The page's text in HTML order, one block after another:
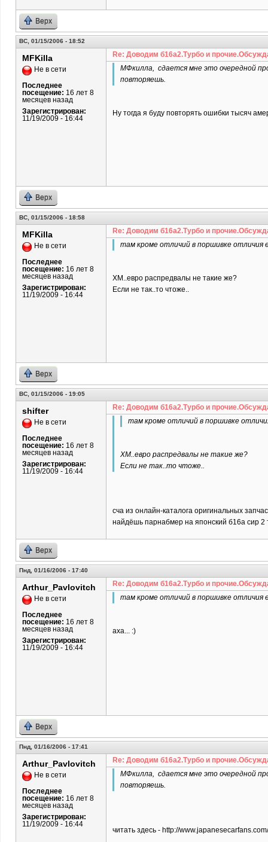
Верх
ВС, 01/15/2006 - 18:52
MFKilla
Не в сети
Последнее
посещение: 16 лет 8
месяцев назад
Зарегистрирован:
11/19/2009 - 16:44
Re: Доводим б16а2.Турбо и
МФкилла, сдается мне это очередной
повторяешь.
Ну тогда я буду повторять ошибки тысяч
Верх
ВС, 01/15/2006 - 18:58
MFKilla
Не в сети
Последнее
посещение: 16 лет 8
месяцев назад
Зарегистрирован:
11/19/2009 - 16:44
Re: Доводим б16а2.Турбо и
там кроме отличий в поршивке отличия
ХМ..евро распредвалы не такие же?
Если не так..то чтоже..
Верх
ВС, 01/15/2006 - 19:05
shifter
Не в сети
Последнее
посещение: 16 лет 8
месяцев назад
Зарегистрирован:
11/19/2009 - 16:44
Re: Доводим б16а2.Турбо и
там кроме отличий в поршивке
ХМ..евро распредвалы не такие же?
Если не так..то чтоже..
сча из онлайн-каталога оригинальных
найдёшь парнабмер на японский б16а сир 2
Верх
Пнд, 01/16/2006 - 17:40
Arthur_Pavlovitch
Не в сети
Последнее
посещение: 16 лет 8
месяцев назад
Зарегистрирован:
11/19/2009 - 16:44
Re: Доводим б16а2.Турбо и
там кроме отличий в поршивке отличия
аха... :)
Верх
Пнд, 01/16/2006 - 17:41
Arthur_Pavlovitch
Не в сети
Последнее
посещение: 16 лет 8
месяцев назад
Зарегистрирован:
11/19/2009 - 16:44
Re: Доводим б16а2.Турбо и
МФкилла, сдается мне это очередной
повторяешь.
читать здесь - http://